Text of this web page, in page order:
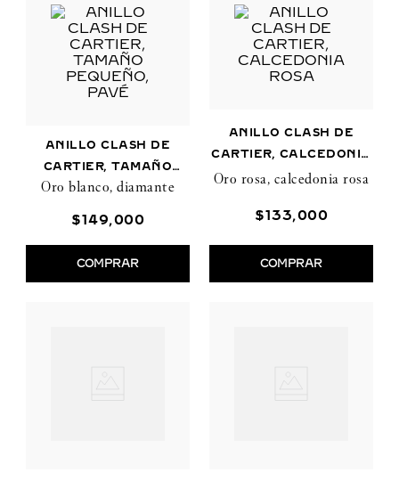
ANILLO CLASH DE
CARTIER, TAMAÑO
PEQUEÑO, PAVÉ
Oro blanco, diamante
$149,000
COMPRAR
ANILLO CLASH DE
CARTIER, CALCEDONIA
ROSA
Oro rosa, calcedonia rosa
$133,000
COMPRAR